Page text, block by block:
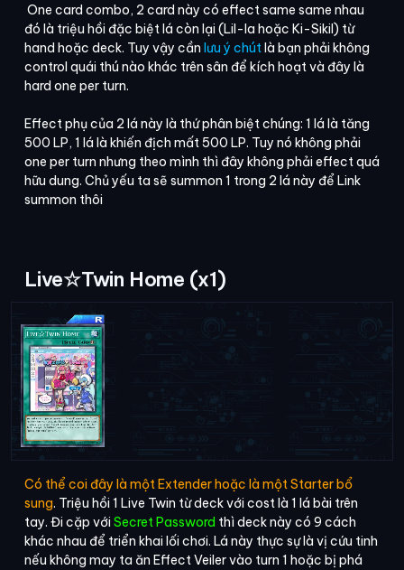
One card combo, 2 card này có effect same same nhau
đó là triệu hồi đặc biệt lá còn lại (Lil-la hoặc Ki-Sikil) từ
hand hoặc deck. Tuy vậy cần lưu ý chút là bạn phải không
control quái thú nào khác trên sân để kích hoạt và đây là
hard one per turn.
Effect phụ của 2 lá này là thứ phân biệt chúng: 1 lá là tăng
500 LP, 1 lá là khiến địch mất 500 LP. Tuy nó không phải
one per turn nhưng theo mình thì đây không phải effect quá
hữu dung. Chủ yếu ta sẽ summon 1 trong 2 lá này để Link
summon thôi
Live☆Twin Home (x1)
Có thể coi đây là một Extender hoặc là một Starter bổ
sung. Triệu hồi 1 Live Twin từ deck với cost là 1 lá bài trên
tay. Đi cặp với Secret Password thì deck này có 9 cách
khác nhau để triển khai lối chơi. Lá này thực sự là vị cứu tinh
nếu không may ta ăn Effect Veiler vào turn 1 hoặc bị phá